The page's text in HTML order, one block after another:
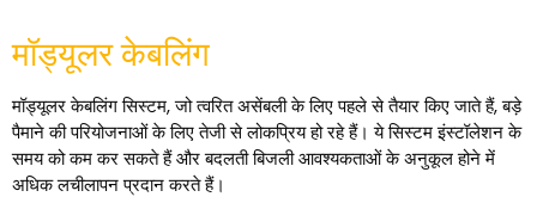
मॉड्यूलर केबलिंग
मॉड्यूलर केबलिंग सिस्टम, जो त्वरित असेंबली के लिए पहले से तैयार किए जाते हैं, बड़े
पैमाने की परियोजनाओं के लिए तेजी से लोकप्रिय हो रहे हैं। ये सिस्टम इंस्टॉलेशन के
समय को कम कर सकते हैं और बदलती बिजली आवश्यकताओं के अनुकूल होने में
अधिक लचीलापन प्रदान करते हैं।